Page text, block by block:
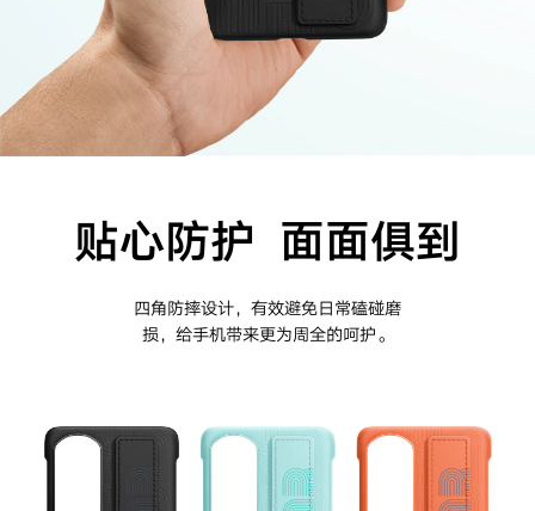
贴心防护 面面俱到
四角防摔设计，有效避免日常磕碰磨
损，给手机带来更为周全的呵护。